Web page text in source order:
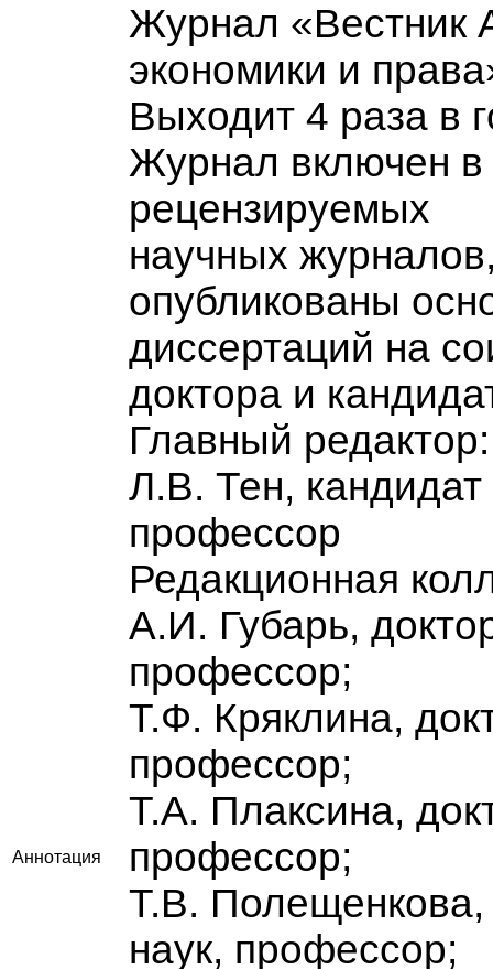
Аннотация
Журнал «Вестник
экономики и
Выходит 4 раза в
Журнал включен в
рецензируемых
научных
опубликованы
диссертаций на
доктора и
Главный редактор:
Л.В. Тен,
профессор
Редакционная
А.И. Губарь,
профессор;
Т.Ф. Кряклина,
профессор;
Т.А. Плаксина,
профессор;
Т.В. Полещенкова,
наук, профессор;